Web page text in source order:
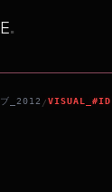
.
_2012 /